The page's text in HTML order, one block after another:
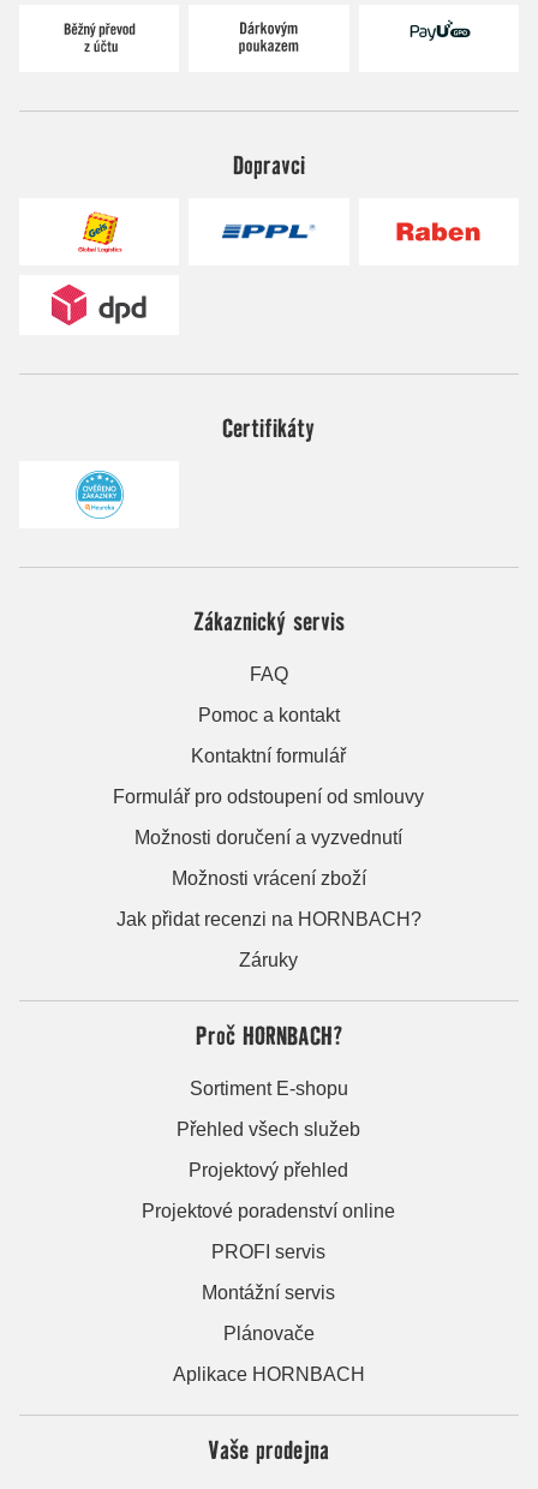
Dopravci
Certifikáty
Zákaznický servis
FAQ
Pomoc a kontakt
Kontaktní formulář
Formulář pro odstoupení od smlouvy
Možnosti doručení a vyzvednutí
Možnosti vrácení zboží
Jak přidat recenzi na HORNBACH?
Záruky
Proč HORNBACH?
Sortiment E-shopu
Přehled všech služeb
Projektový přehled
Projektové poradenství online
PROFI servis
Montážní servis
Plánovače
Aplikace HORNBACH
Vaše prodejna